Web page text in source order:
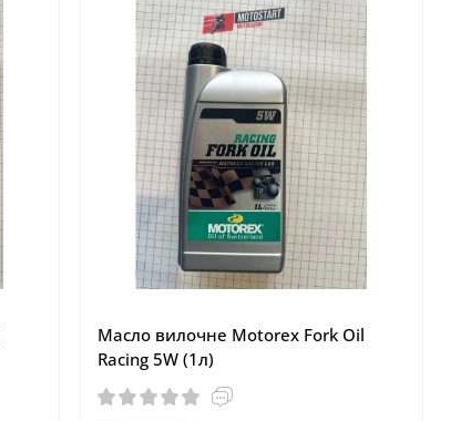
Масло вилочне Motorex Fork Oil
Racing 5W (1л)